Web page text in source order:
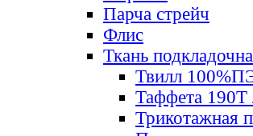
Парча стрейч
Флис
Ткань
Твилл
Таффета 190Т
Трикотажная